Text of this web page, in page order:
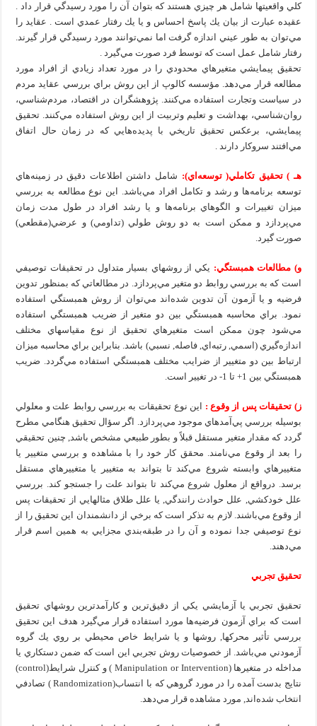
كلي واقعيتها شامل هر چيزي هستند كه بتوان آن را مورد رسيدگي قرار داد .
عقيده عبارت از بيان يك پاسخ احساس و يا يك رفتار عمدي است . عقايد را
مي‌توان به طور عيني اندازه گرفت اما نمي‌توانند مورد رسيدگي قرار گيرند.
رفتار شامل عمل است كه توسط فرد صورت مي‌گيرد .
تحقيق پيمايشي متغيرهاي محدودي را در مورد تعداد زيادي از افراد مورد
مطالعه قرار مي‌دهد. مؤسسه كالوپ از اين روش براي بررسي عقايد مردم
در سياست وتجارت استفاده مي‌كنند. پژوهشگران در اقتصاد، مردم‌شناسي،
روان‌شناسي، بهداشت و تعليم وتربيت از اين روش استفاده مي‌كنند. تحقيق
پيمايشي، برعكس تحقيق تاريخي با پديده‌هايي كه در زمان حال اتفاق
مي‌افتند سروكار دارند .
هـ ) تحقيق تكاملي( توسعه‌اي): شامل داشتن اطلاعات دقيق در زمينه‌هاي
توسعه برنامه‌ها و رشد و تكامل افراد مي‌باشد. اين نوع مطالعه به بررسي
ميزان تغييرات و الگوهاي برنامه‌ها و يا رشد افراد در طول مدت زمان
مي‌پردازد و ممكن است به دو روش طولي (تداومي) و عرضي(مقطعي)
صورت گيرد.
و) مطالعات همبستگي: يكي از روشهاي بسيار متداول در تحقيقات توصيفي
است كه به بررسي روابط دو متغير مي‌پردازد. در مطالعاتي كه بمنظور تدوين
فرضيه و يا آزمون آن تدوين شده‌اند مي‌توان از روش همبستگي استفاده
نمود. براي محاسبه همبستگي بين دو متغير از ضريب همبستگي استفاده
مي‌شود چون ممكن است متغيرهاي تحقيق از نوع مقياسهاي مختلف
اندازه‌گيري (اسمي, رتبه‌اي, فاصله‌, نسبي) باشد. بنابراين براي محاسبه ميزان
ارتباط بين دو متغيير از ضرايب مختلف همبستگي استفاده مي‌گردد. ضريب
همبستگي بين 1+ تا 1- در تغيير است.
ز) تحقيقات پس از وقوع : اين نوع تحقيقات به بررسي روابط علت و معلولي
بوسيله بررسي پي‌آمدهاي موجود مي‌پردازد. اگر سؤال تحقيق هنگامي مطرح
گردد كه مقدار متغير مستقل قبلاً و بطور طبيعي مشخص باشد, چنين تحقيقي
را بعد از وقوع مي‌نامند. محقق كار خود را با مشاهده و بررسي متغيير يا
متغييرهاي وابسته شروع مي‌كند تا بتواند به متغيير يا متغييرهاي مستقل
برسد. درواقع از معلول شروع مي‌كند تا بتواند علت را جستجو كند. بررسي
علل خودكشي, علل حوادث رانندگي, يا علل طلاق مثالهايي از تحقيقات پس
از وقوع مي‌باشند. لازم به تذكر است كه برخي از دانشمندان اين تحقيق را از
نوع توصيفي جدا نموده و آن را در طبقه‌بندي مجزايي به همين اسم قرار
مي‌دهند.
تحقيق تجربي
تحقيق تجربي يا آزمايشي يكي از دقيق‌ترين و كارآمدترين روشهاي تحقيق
است كه براي آزمون فرضيه‌ها مورد استفاده قرار مي‌گيرد هدف اين تحقيق
بررسي تأثير محركها, روشها و يا شرايط خاص محيطي بر روي يك گروه
آزمودني مي‌باشد. از خصوصيات روش تجربي اين است كه ضمن دستكاري يا
مداخله در متغيرها (Manipulation or Intervention ) و كنترل شرايط(control)
نتايج بدست آمده را در مورد گروهي كه با انتساب(Randomization ) تصادفي
انتخاب شده‌اند, مورد مشاهده قرار مي‌دهد.